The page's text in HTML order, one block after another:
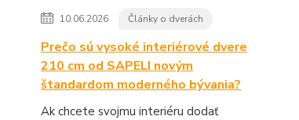
10.06.2026 Články o dverách
Prečo sú vysoké interiérové dvere
210 cm od SAPELI novým
štandardom moderného bývania?
Ak chcete svojmu interiéru dodať